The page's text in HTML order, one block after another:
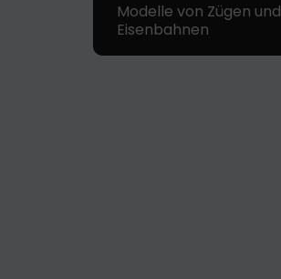
Modelle von Zügen und
Eisenbahnen